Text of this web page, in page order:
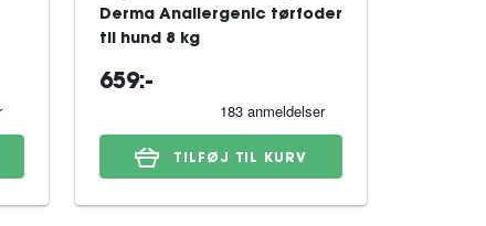
Derma Anallergenic tørfoder
til hund 8 kg
659:-
TILFØJ TIL KURV